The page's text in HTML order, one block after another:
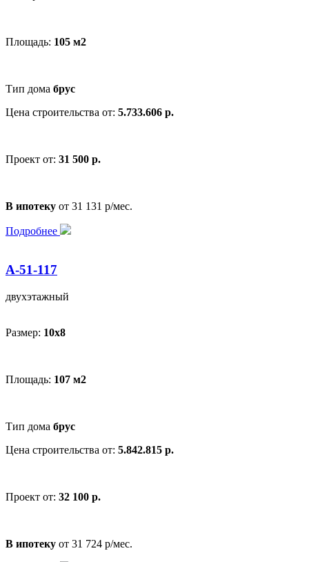
Площадь: 105 м2
Тип дома брус
Цена строительства от: 5.733.606 р.
Проект от: 31 500 р.
В ипотеку от 31 131 р/мес.
Подробнее
А-51-117
двухэтажный
Размер: 10х8
Площадь: 107 м2
Тип дома брус
Цена строительства от: 5.842.815 р.
Проект от: 32 100 р.
В ипотеку от 31 724 р/мес.